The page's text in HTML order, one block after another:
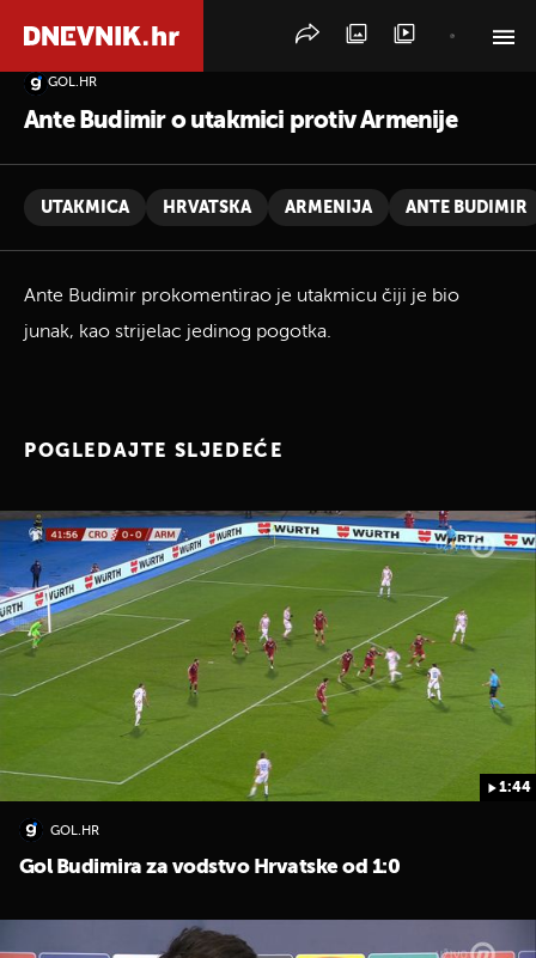
GOL.HR
Ante Budimir o utakmici protiv Armenije
UTAKMICA HRVATSKA ARMENIJA ANTE BUDIMIR
Ante Budimir prokomentirao je utakmicu čiji je bio
junak, kao strijelac jedinog pogotka.
POGLEDAJTE SLJEDEĆE
1:44
GOL.HR
Gol Budimira za vodstvo Hrvatske od 1:0
PRETRAŽITE VIJESTI